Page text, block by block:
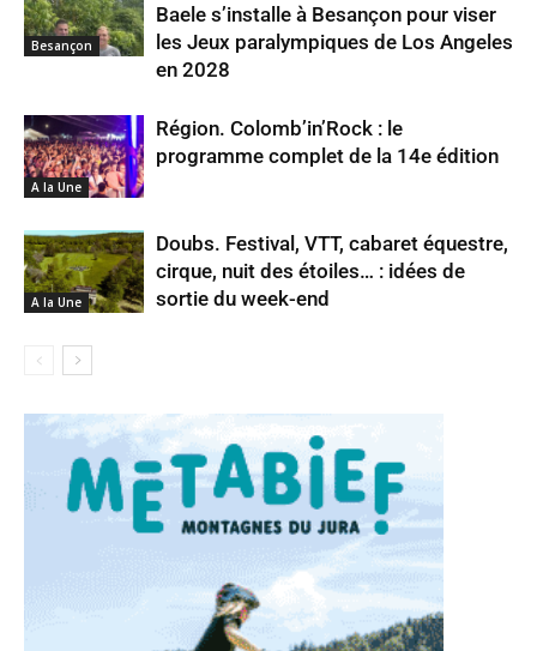
Besançon
Baele s’installe à Besançon pour viser
les Jeux paralympiques de Los Angeles
en 2028
A la Une
Région. Colomb’in’Rock : le
programme complet de la 14e édition
A la Une
Doubs. Festival, VTT, cabaret équestre,
cirque, nuit des étoiles… : idées de
sortie du week-end